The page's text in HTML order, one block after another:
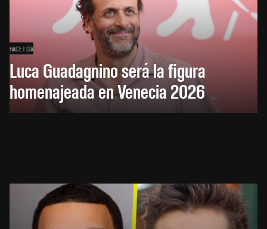
HACE 1 DÍA
Luca Guadagnino será la figura
homenajeada en Venecia 2026